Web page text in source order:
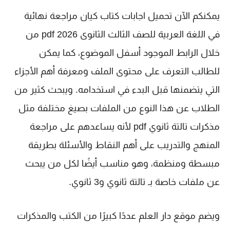
يمكنكم الآن تحميل اجابات كتاب كيان مراجعة نهائية
في اللغة العربية للصف الثالث الثانوى 2026 pdf
من
خلال الرابط الموجود أسفل الموضوع، كما يمكن
للطالب التعرف على محتوى الملف ومعرفة أهم الأجزاء
التي يتضمنها قبل البدء في استخدامه. ويبحث كثير من
الطلاب عن هذا النوع من الملفات بصيغ مختلفة مثل
مذكرات تالتة ثانوي pdf
لأنه يساعدهم على مراجعة
المنهج والتدريب على أهم النقاط والأسئلة بطريقة
مبسطة ومنظمة، وهو مناسب أيضًا لكل من يبحث
عن ملفات خاصة بـ تالتة ثانوي و3 ثانوي .
ويضم موقع دار العلم عددًا كبيرًا من الكتب والمذكرات